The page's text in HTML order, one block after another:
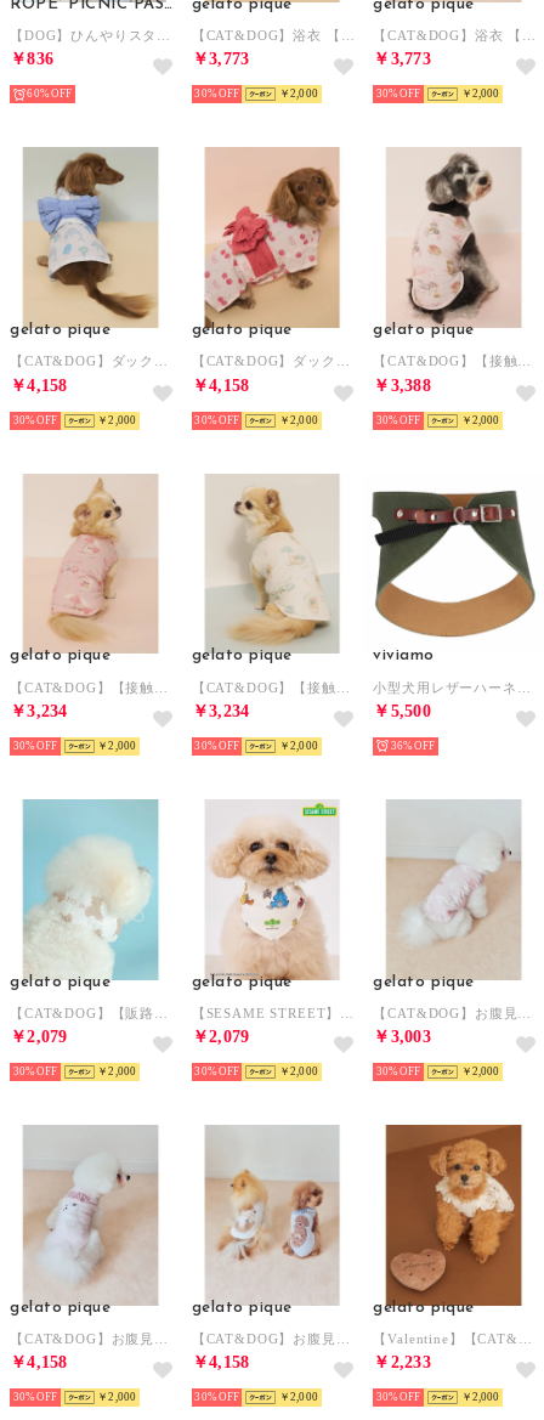
ROPE' PICNIC PASSAGE
￥836
60%
gelato pique
￥3,773
30% ￥2,000
gelato pique
￥3,773
30% ￥2,000
gelato pique
【CAT&DOG】ダックスフンドサイズ浴衣 【返品不可商品】 （BLU）
￥4,158
30% ￥2,000
gelato pique
【CAT&DOG】ダックスフンドサイズ浴衣 【返品不可商品】 （PNK）
￥4,158
30% ￥2,000
gelato pique
【CAT&DOG】【接触冷感】 ビーチ シュナウザー柄Coolingプルオーバー 【返品不可商品】 （PNK）
￥3,388
30% ￥2,000
gelato pique
￥3,234
30% ￥2,000
gelato pique
￥3,234
30% ￥2,000
viviamo
￥5,500
36%
gelato pique
￥2,079
30% ￥2,000
gelato pique
￥2,079
30% ￥2,000
gelato pique
￥3,003
30% ￥2,000
gelato pique
￥4,158
30% ￥2,000
gelato pique
￥4,158
30% ￥2,000
gelato pique
￥2,233
30% ￥2,000